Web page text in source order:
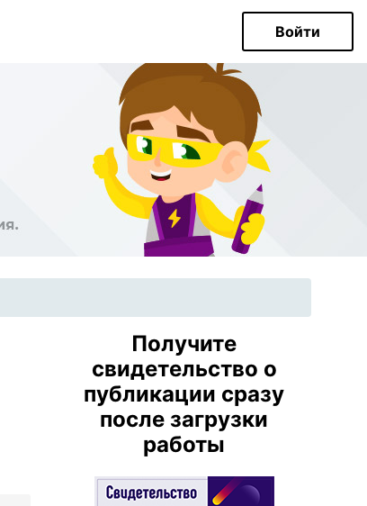
Войти
Получите
свидетельство о
публикации сразу
после загрузки
работы